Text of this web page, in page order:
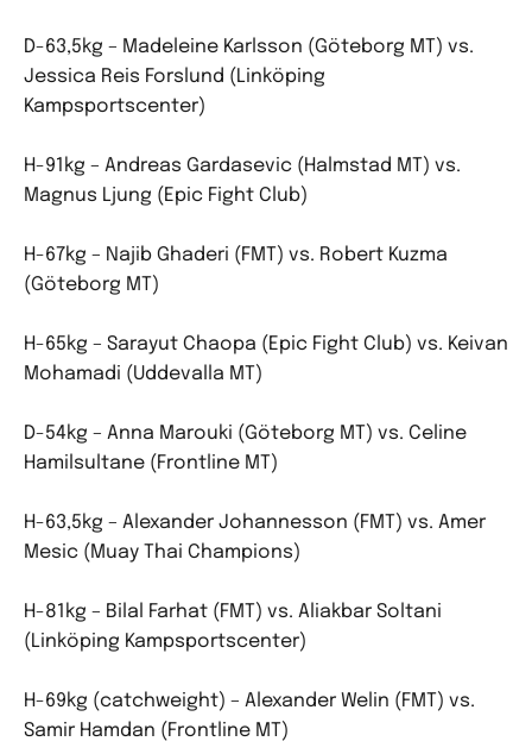
D-63,5kg – Madeleine Karlsson (Göteborg MT) vs.
Jessica Reis Forslund (Linköping
Kampsportscenter)
H-91kg – Andreas Gardasevic (Halmstad MT) vs.
Magnus Ljung (Epic Fight Club)
H-67kg – Najib Ghaderi (FMT) vs. Robert Kuzma
(Göteborg MT)
H-65kg – Sarayut Chaopa (Epic Fight Club) vs. Keivan
Mohamadi (Uddevalla MT)
D-54kg – Anna Marouki (Göteborg MT) vs. Celine
Hamilsultane (Frontline MT)
H-63,5kg – Alexander Johannesson (FMT) vs. Amer
Mesic (Muay Thai Champions)
H-81kg – Bilal Farhat (FMT) vs. Aliakbar Soltani
(Linköping Kampsportscenter)
H-69kg (catchweight) – Alexander Welin (FMT) vs.
Samir Hamdan (Frontline MT)